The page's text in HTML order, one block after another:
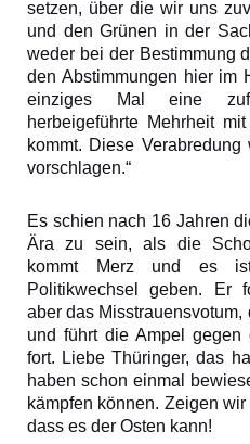
setzen, über die wir uns
und den Grünen in der
weder bei der Bestimmung
den Abstimmungen hier im
einziges Mal eine
herbeigeführte Mehrheit
kommt. Diese
vorschlagen.“
Es schien nach 16 Jahren
Ära zu sein, als die
kommt Merz und es
Politikwechsel geben. Er
aber das
und führt die Ampel
fort. Liebe Thüringer, das
haben schon einmal
kämpfen können. Zeigen
dass es der Osten kann!